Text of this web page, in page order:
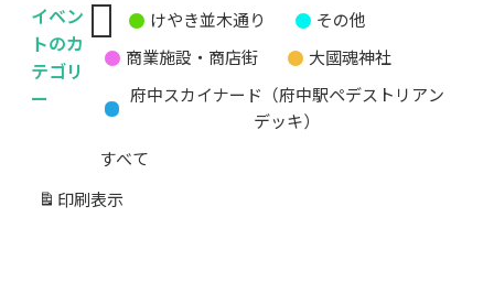
イベン
トのカ
テゴリ
ー
無
題
カ
ゴ
リ
けやき並木通り
その他
商業施設・商店街
大國魂神社
府中スカイナード（府中駅ペデストリアン
デッキ）
すべて
印刷 表示